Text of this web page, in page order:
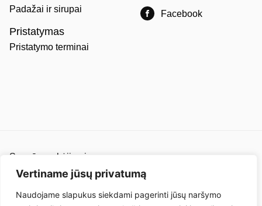
Vertiname jūsų privatumą
Naudojame slapukus siekdami pagerinti jūsų naršymo
Padažai ir sirupai
Pristatymas
Pristatymo terminai
Facebook
Saugūs mokėjimai
Pirkimo ir pardavimo taisyklės
Privatumo politika